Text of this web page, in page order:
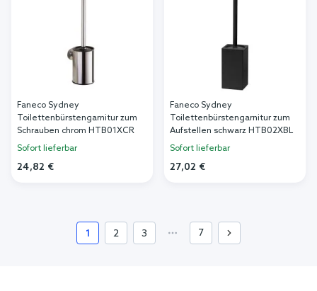
Faneco Sydney
Toilettenbürstengarnitur zum
Schrauben chrom HTB01XCR
Sofort lieferbar
24,82 €
Faneco Sydney
Toilettenbürstengarnitur zum
Aufstellen schwarz HTB02XBL
Sofort lieferbar
27,02 €
1 2 3 7